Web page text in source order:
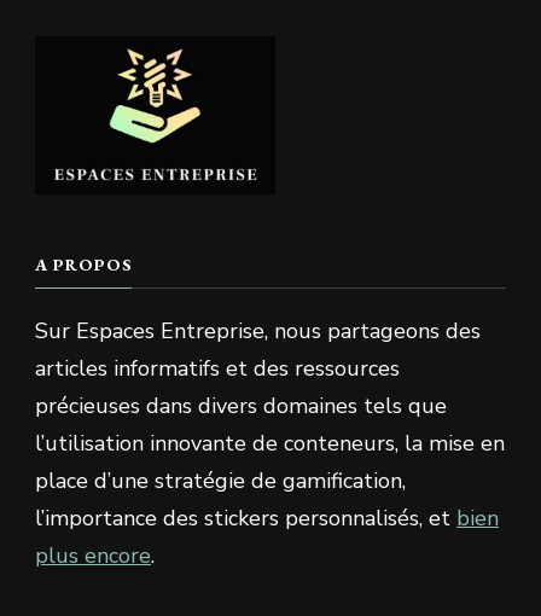
A PROPOS
Sur Espaces Entreprise, nous partageons des
articles informatifs et des ressources
précieuses dans divers domaines tels que
l’utilisation innovante de conteneurs, la mise en
place d’une stratégie de gamification,
l’importance des stickers personnalisés, et bien
plus encore.